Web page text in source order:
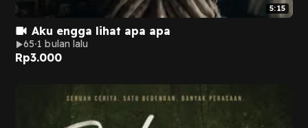
5:15
Aku engga lihat apa apa
65 1 bulan lalu
Rp3.000